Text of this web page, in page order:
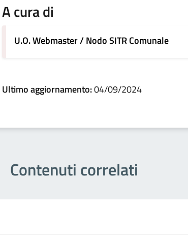
A cura di
U.O. Webmaster / Nodo SITR Comunale
Ultimo aggiornamento:04/09/2024
Contenuti correlati